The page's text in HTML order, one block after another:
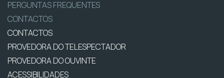
PERGUNTAS FREQUENTES
CONTACTOS
CONTACTOS
PROVEDORA DO TELESPECTADOR
PROVEDORA DO OUVINTE
ACESSIBILIDADES